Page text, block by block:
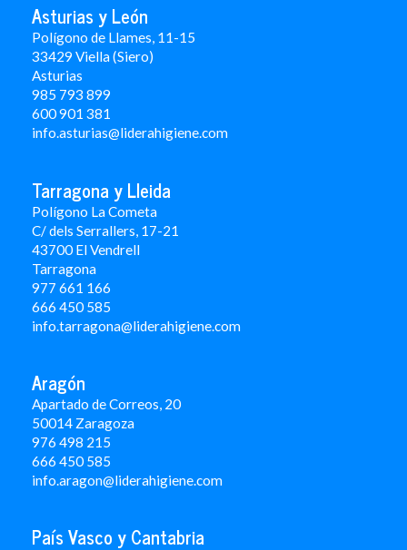
Asturias y León
Polígono de Llames, 11-15
33429 Viella (Siero)
Asturias
985 793 899
600 901 381
info.asturias@liderahigiene.com
Tarragona y Lleida
Polígono La Cometa
C/ dels Serrallers, 17-21
43700 El Vendrell
Tarragona
977 661 166
666 450 585
info.tarragona@liderahigiene.com
Aragón
Apartado de Correos, 20
50014 Zaragoza
976 498 215
666 450 585
info.aragon@liderahigiene.com
País Vasco y Cantabria